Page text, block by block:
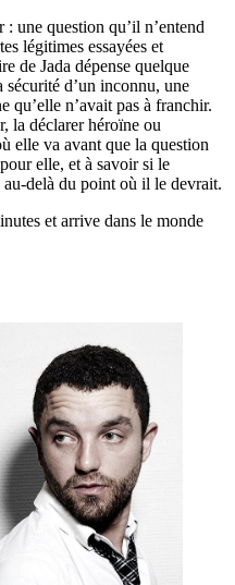
une question qu’il n’entend
légitimes essayées et
de Jada dépense quelque
d’un inconnu, une
qu’elle n’avait pas à franchir.
la déclarer héroïne ou
elle va avant que la question
elle, et à savoir si le
au-delà du point où il le devrait.
et arrive dans le monde